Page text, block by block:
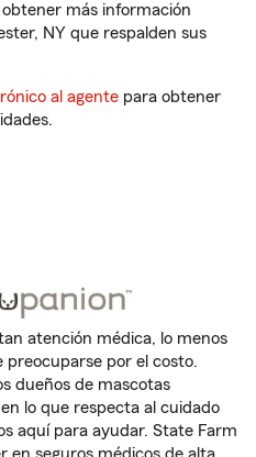
más información
NY que respalden sus
al agente para obtener
atención médica, lo menos
preocuparse por el costo.
dueños de mascotas
lo que respecta al cuidado
aquí para ayudar. State Farm